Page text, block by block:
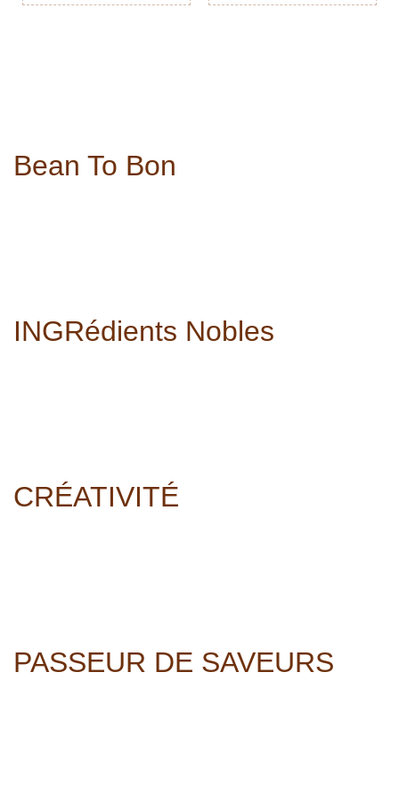
Bean To Bon
INGRédients Nobles
CRÉATIVITÉ
PASSEUR DE SAVEURS